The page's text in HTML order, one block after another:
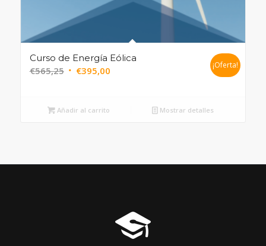
Curso de Energía Eólica
€565,25 €395,00 ¡Oferta!
Añadir al carrito Mostrar detalles